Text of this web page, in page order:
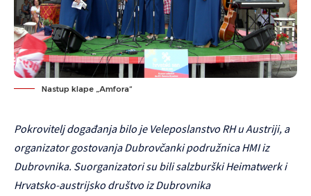
Nastup klape „Amfora“
Pokrovitelj događanja bilo je Veleposlanstvo RH u Austriji, a
organizator gostovanja Dubrovčanki podružnica HMI iz
Dubrovnika. Suorganizatori su bili salzburški Heimatwerk i
Hrvatsko-austrijsko društvo iz Dubrovnika